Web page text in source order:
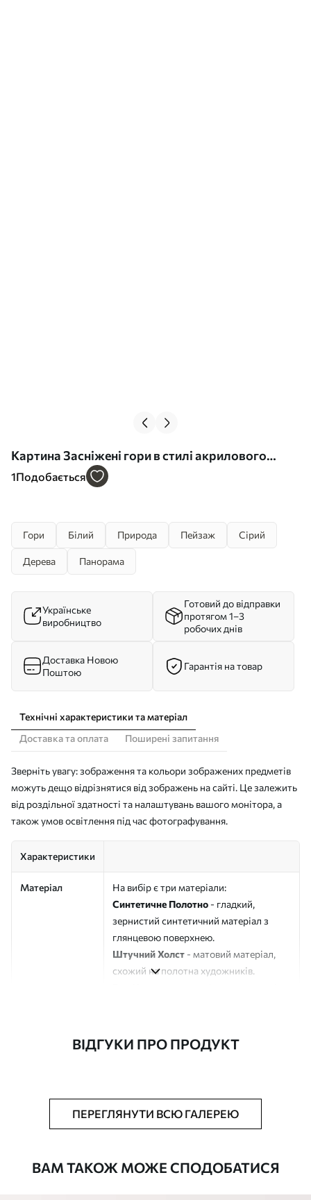
Картина Засніжені гори в стилі акрилового
живопису Арт. s42775
1Подобається
Гори Білий Природа Пейзаж Сірий
Дерева Панорама
Українське
виробництво
Готовий до відправки
протягом 1–3
робочих днів
Доставка Новою
Поштою
Гарантія на товар
Технічні характеристики та матеріал
Доставка та оплата
Поширені запитання
Зверніть увагу: зображення та кольори зображених предметів
можуть дещо відрізнятися від зображень на сайті. Це залежить
від роздільної здатності та налаштувань вашого монітора, а
також умов освітлення під час фотографування.
Характеристики
Матеріал
На вибір є три матеріали:
Синтетичне Полотно - гладкий,
зернистий синтетичний матеріал з
глянцевою поверхнею.
Штучний Холст - матовий матеріал,
схожий на полотна художників.
Додатково Можна додати лакове покриття.
ВІДГУКИ ПРО ПРОДУКТ
ПЕРЕГЛЯНУТИ ВСЮ ГАЛЕРЕЮ
ВАМ ТАКОЖ МОЖЕ СПОДОБАТИСЯ